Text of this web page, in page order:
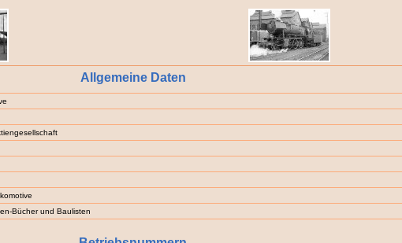
Allgemeine Daten
Bücher und Baulisten